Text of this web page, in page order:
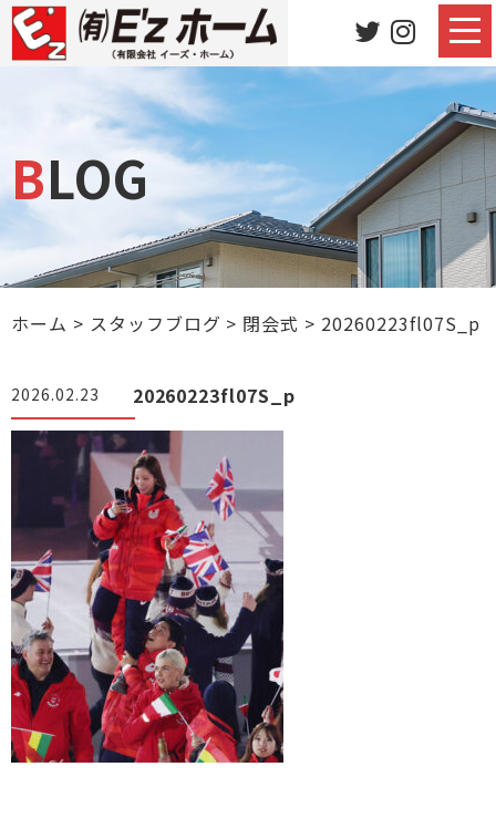
BLOG
ホーム > スタッフブログ > 閉会式 > 20260223fl07S_p
2026.02.23 20260223fl07S_p